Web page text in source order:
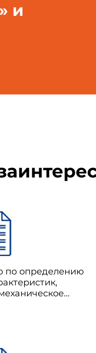
и
по определению